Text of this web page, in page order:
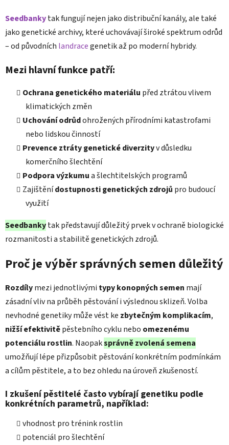
Seedbankytak fungují nejen jako distribuční kanály, ale také
jako genetické archivy, které uchovávají široké spektrum odrůd
– od původních landracegenetik až po moderní hybridy.
Mezi hlavní funkce patří:
Ochrana genetického materiálu před ztrátou vlivem
klimatických změn
Uchování odrůdohrožených přírodními katastrofami
nebo lidskou činností
Prevence ztráty genetické diverzityv důsledku
komerčního šlechtění
Podpora výzkumua šlechtitelských programů
Zajištěnídostupnosti genetických zdrojů pro budoucí
využití
Seedbankytak představují důležitý prvek v ochraně biologické
rozmanitosti a stabilitě genetických zdrojů.
Proč je výběr správných semen důležitý
Rozdílymezi jednotlivými typy konopných semen mají
zásadní vliv na průběh pěstování i výslednou sklizeň. Volba
nevhodné genetiky může vést ke zbytečným komplikacím,
nižší efektivitěpěstebního cyklu nebo omezenému
potenciálu rostlin. Naopaksprávně zvolená semena
umožňují lépe přizpůsobit pěstování konkrétním podmínkám
a cílům pěstitele, a to bez ohledu na úroveň zkušeností.
I zkušení pěstitelé často vybírají genetiku podle
konkrétních parametrů, například:
vhodnost pro trénink rostlin
potenciál pro šlechtění